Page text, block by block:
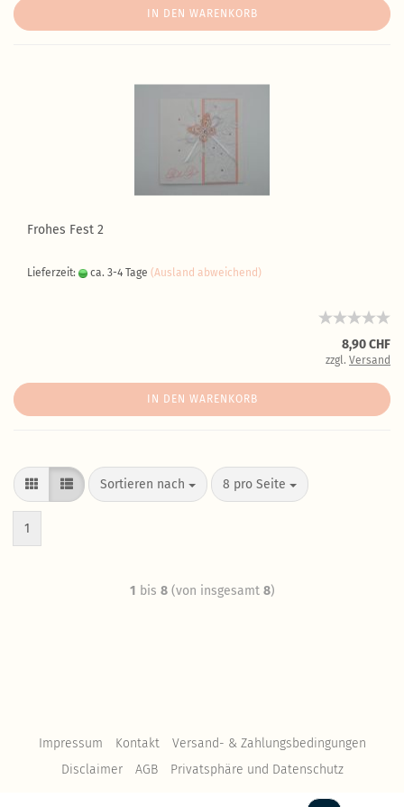
IN DEN WARENKORB
Frohes Fest 2
Lieferzeit: ca. 3-4 Tage (Ausland abweichend)
8,90 CHF
zzgl. Versand
IN DEN WARENKORB
Sortieren nach 8 pro Seite
1
1 bis 8(von insgesamt 8)
Impressum Kontakt
Versand- & Zahlungsbedingungen
Disclaimer
AGB Privatsphäre und Datenschutz
IN-Solution